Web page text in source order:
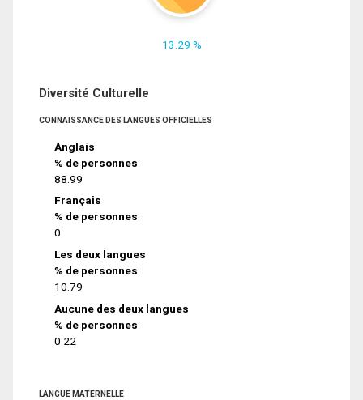
13.29 %
Diversité Culturelle
CONNAISSANCE DES LANGUES OFFICIELLES
Anglais
% de personnes
88.99
Français
% de personnes
0
Les deux langues
% de personnes
10.79
Aucune des deux langues
% de personnes
0.22
LANGUE MATERNELLE